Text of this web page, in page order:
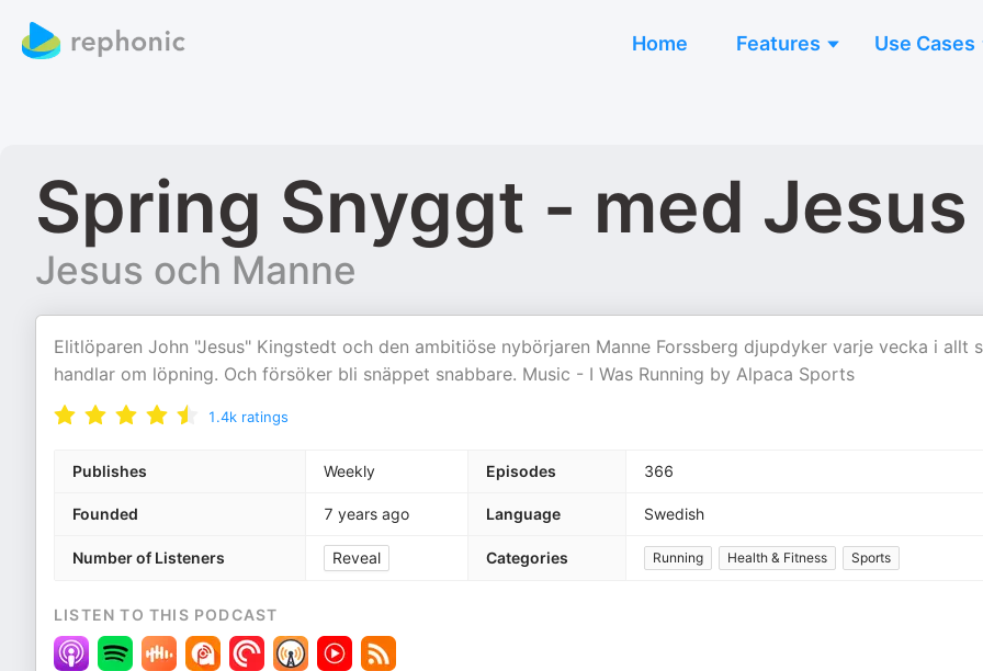
Home Features Use Cases
Spring Snyggt - med
Jesus och Manne
Elitlöparen John "Jesus" Kingstedt och den ambitiöse nybörjaren Manne Forssberg djupdyker varje vecka i allt
handlar om löpning. Och försöker bli snäppet snabbare. Music - I Was Running by Alpaca Sports
1.4k ratings
Publishes Weekly Episodes 366
Founded 7 years ago Language Swedish
Number of Listeners Reveal Categories Running Health & Fitness Sports
LISTEN TO THIS PODCAST